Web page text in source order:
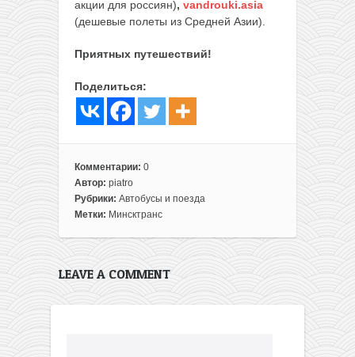
акции для россиян), vandrouki.asia
(дешевые полеты из Средней Азии).
Приятных путешествий!
Поделиться:
Комментарии: 0
Автор: piatro
Рубрики: Автобусы и поезда
Метки: Минсктранс
LEAVE A COMMENT